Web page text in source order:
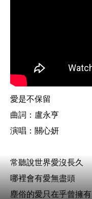
愛是不保留
曲詞：盧永亨
演唱：關心妍
常聽說世界愛沒長久
哪裡會有愛無盡頭
塵俗的愛只在乎曾擁有